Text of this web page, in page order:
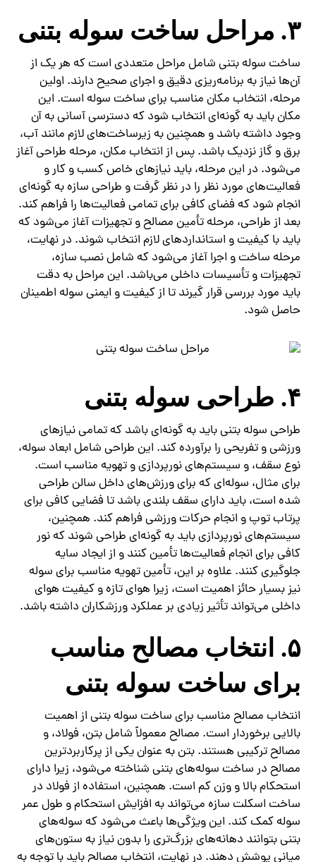
۳. مراحل ساخت سوله بتنی
ساخت سوله بتنی شامل مراحل متعددی است که هر یک از
آن‌ها نیاز به برنامه‌ریزی دقیق و اجرای صحیح دارند. اولین
مرحله، انتخاب مکان مناسب برای ساخت سوله است. این
مکان باید به گونه‌ای انتخاب شود که دسترسی آسانی به آن
وجود داشته باشد و همچنین به زیرساخت‌های لازم مانند آب،
برق و گاز نزدیک باشد. پس از انتخاب مکان، مرحله طراحی آغاز
می‌شود. در این مرحله، باید نیازهای خاص کسب و کار و
فعالیت‌های مورد نظر را در نظر گرفت و طراحی سازه به گونه‌ای
انجام شود که فضای کافی برای تمامی فعالیت‌ها را فراهم کند.
بعد از طراحی، مرحله تأمین مصالح و تجهیزات آغاز می‌شود که
باید با کیفیت و استانداردهای لازم انتخاب شوند. در نهایت،
مرحله ساخت و اجرا آغاز می‌شود که شامل نصب سازه،
تجهیزات و تأسیسات داخلی می‌باشد. این مراحل به دقت
باید مورد بررسی قرار گیرند تا از کیفیت و ایمنی سوله اطمینان
حاصل شود.
۴. طراحی سوله بتنی
طراحی سوله بتنی باید به گونه‌ای باشد که تمامی نیازهای
ورزشی و تفریحی را برآورده کند. این طراحی شامل ابعاد سوله،
نوع سقف، و سیستم‌های نورپردازی و تهویه مناسب است.
برای مثال، سوله‌ای که برای ورزش‌های داخل سالن طراحی
شده است، باید دارای سقف بلندی باشد تا فضایی کافی برای
پرتاب توپ و انجام حرکات ورزشی فراهم کند. همچنین،
سیستم‌های نورپردازی باید به گونه‌ای طراحی شوند که نور
کافی برای انجام فعالیت‌ها تأمین کنند و از ایجاد سایه
جلوگیری کنند. علاوه بر این، تأمین تهویه مناسب برای سوله
نیز بسیار حائز اهمیت است، زیرا هوای تازه و کیفیت هوای
داخلی می‌تواند تأثیر زیادی بر عملکرد ورزشکاران داشته باشد.
۵. انتخاب مصالح مناسب
برای ساخت سوله بتنی
انتخاب مصالح مناسب برای ساخت سوله بتنی از اهمیت
بالایی برخوردار است. مصالح معمولاً شامل بتن، فولاد، و
مصالح ترکیبی هستند. بتن به عنوان یکی از پرکاربردترین
مصالح در ساخت سوله‌های بتنی شناخته می‌شود، زیرا دارای
استحکام بالا و وزن کم است. همچنین، استفاده از فولاد در
ساخت اسکلت سازه می‌تواند به افزایش استحکام و طول عمر
سوله کمک کند. این ویژگی‌ها باعث می‌شود که سوله‌های
بتنی بتوانند دهانه‌های بزرگ‌تری را بدون نیاز به ستون‌های
میانی پوشش دهند. در نهایت، انتخاب مصالح باید با توجه به